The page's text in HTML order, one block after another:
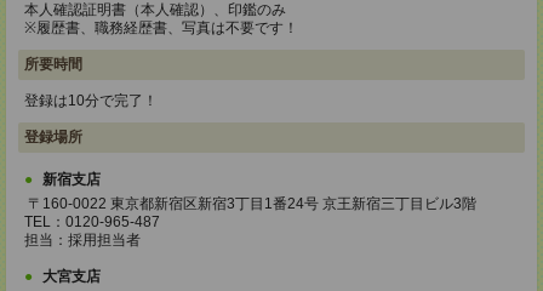
本人確認証明書（本人確認）、印鑑のみ
※履歴書、職務経歴書、写真は不要です！
所要時間
登録は10分で完了！
登録場所
新宿支店
〒160-0022 東京都新宿区新宿3丁目1番24号 京王新宿三丁目ビル3階
TEL：0120-965-487
担当：採用担当者
大宮支店